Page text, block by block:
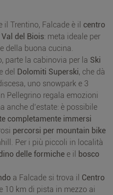
Trentino, Falcade è il centro
Val del Biois: meta ideale per
della buona cucina.
parte la cabinovia per la Ski
del Dolomiti Superski, che dà
uno snowpark e 3
Pellegrino regala emozioni
anche d’estate: è possibile
completamente immersi
percorsi per mountain bike
Per i più piccoli in località
delle formiche e il bosco
a Falcade si trova il Centro
10 km di pista in mezzo ai